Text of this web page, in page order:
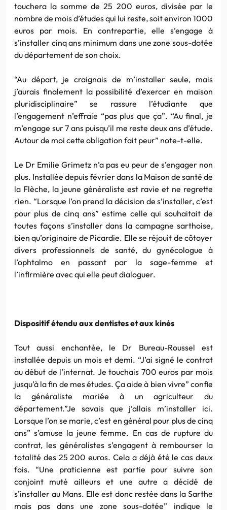
touchera la somme de 25 200 euros, divisée par le
nombre de mois d’études qui lui reste, soit environ 1000
euros par mois. En contrepartie, elle s’engage à
s’installer cinq ans minimum dans une zone sous-dotée
du département de son choix.
“Au départ, je craignais de m’installer seule, mais
j’aurais finalement la possibilité d’exercer en maison
pluridisciplinaire” se rassure l’étudiante que
l’engagement n’effraie “pas plus que ça”. “Au final, je
m’engage sur 7 ans puisqu’il me reste deux ans d’étude.
Autour de moi cette obligation fait peur” note-t-elle.
Le Dr Emilie Grimetz n’a pas eu peur de s’engager non
plus. Installée depuis février dans la Maison de santé de
la Flèche, la jeune généraliste est ravie et ne regrette
rien. “Lorsque l’on prend la décision de s’installer, c’est
pour plus de cinq ans” estime celle qui souhaitait de
toutes façons s’installer dans la campagne sarthoise,
bien qu’originaire de Picardie. Elle se réjouit de côtoyer
divers professionnels de santé, du gynécologue à
l’ophtalmo en passant par la sage-femme et
l’infirmière avec qui elle peut dialoguer.
Dispositif étendu aux dentistes et aux kinés
Tout aussi enchantée, le Dr Bureau-Roussel est
installée depuis un mois et demi. “J’ai signé le contrat
au début de l’internat. Je touchais 700 euros par mois
jusqu’à la fin de mes études. Ça aide à bien vivre” confie
la généraliste mariée à un agriculteur du
département.”Je savais que j’allais m’installer ici.
Lorsque l’on se marie, c’est en général pour plus de cinq
ans” s’amuse la jeune femme. En cas de rupture du
contrat, les généralistes s’engagent à rembourser la
totalité des 25 200 euros. Cela a déjà été le cas deux
fois. “Une praticienne est partie pour suivre son
conjoint muté ailleurs et une autre a décidé de
s’installer au Mans. Elle est donc restée dans la Sarthe
mais pas dans une zone sous-dotée” indique le